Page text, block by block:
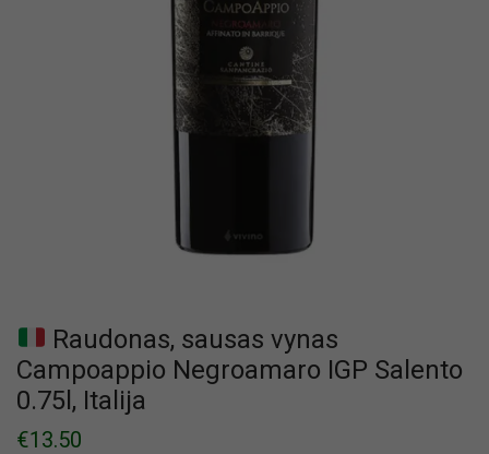
Raudonas, sausas vynas
Campoappio Negroamaro IGP Salento
0.75l, Italija
€13.50